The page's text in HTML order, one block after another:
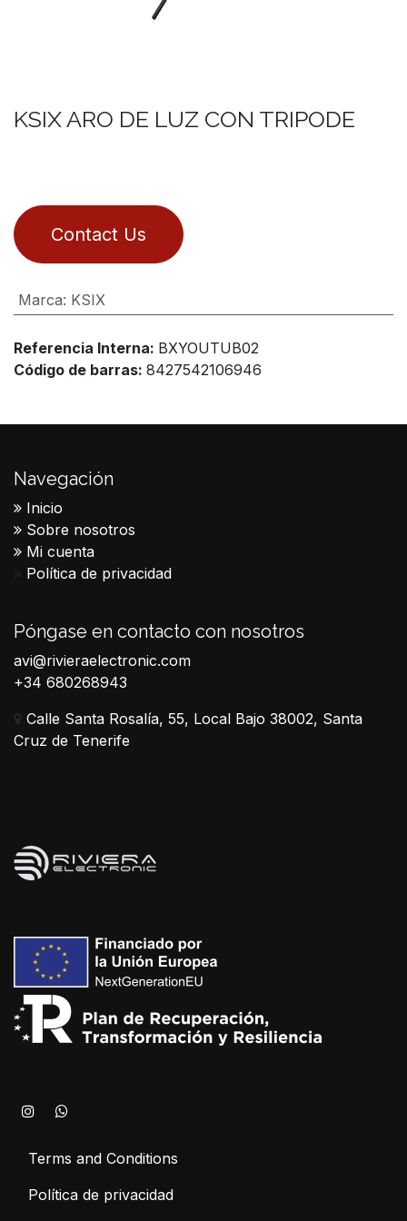
KSIX ARO DE LUZ CON TRIPODE
Contact Us
Marca: KSIX
Referencia Interna: BXYOUTUB02
Código de barras: 8427542106946
Navegación
Inicio
Sobre nosotros
Mi cuenta
Política de privacidad
Póngase en contacto con nosotros
avi@rivieraelectronic.com
+34 680268943
Calle Santa Rosalía, 55, Local Bajo 38002, Santa
Cruz de Tenerife
Terms and Conditions
Política de privacidad